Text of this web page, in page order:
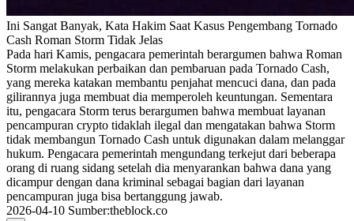
Ini Sangat Banyak, Kata Hakim Saat Kasus Pengembang Tornado
Cash Roman Storm Tidak Jelas
Pada hari Kamis, pengacara pemerintah berargumen bahwa Roman
Storm melakukan perbaikan dan pembaruan pada Tornado Cash,
yang mereka katakan membantu penjahat mencuci dana, dan pada
gilirannya juga membuat dia memperoleh keuntungan. Sementara
itu, pengacara Storm terus berargumen bahwa membuat layanan
pencampuran crypto tidaklah ilegal dan mengatakan bahwa Storm
tidak membangun Tornado Cash untuk digunakan dalam melanggar
hukum. Pengacara pemerintah mengundang terkejut dari beberapa
orang di ruang sidang setelah dia menyarankan bahwa dana yang
dicampur dengan dana kriminal sebagai bagian dari layanan
pencampuran juga bisa bertanggung jawab.
2026-04-10 Sumber:theblock.co